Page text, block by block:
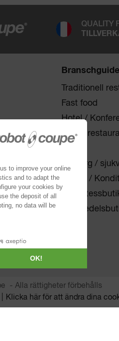
QUALITY
Branschguide
Traditionell
Fast food
Hotel /
Etnisk
Omsorg /
Bageri /
Alla rättigheter förbehålls
Klicka här för att ändra dina